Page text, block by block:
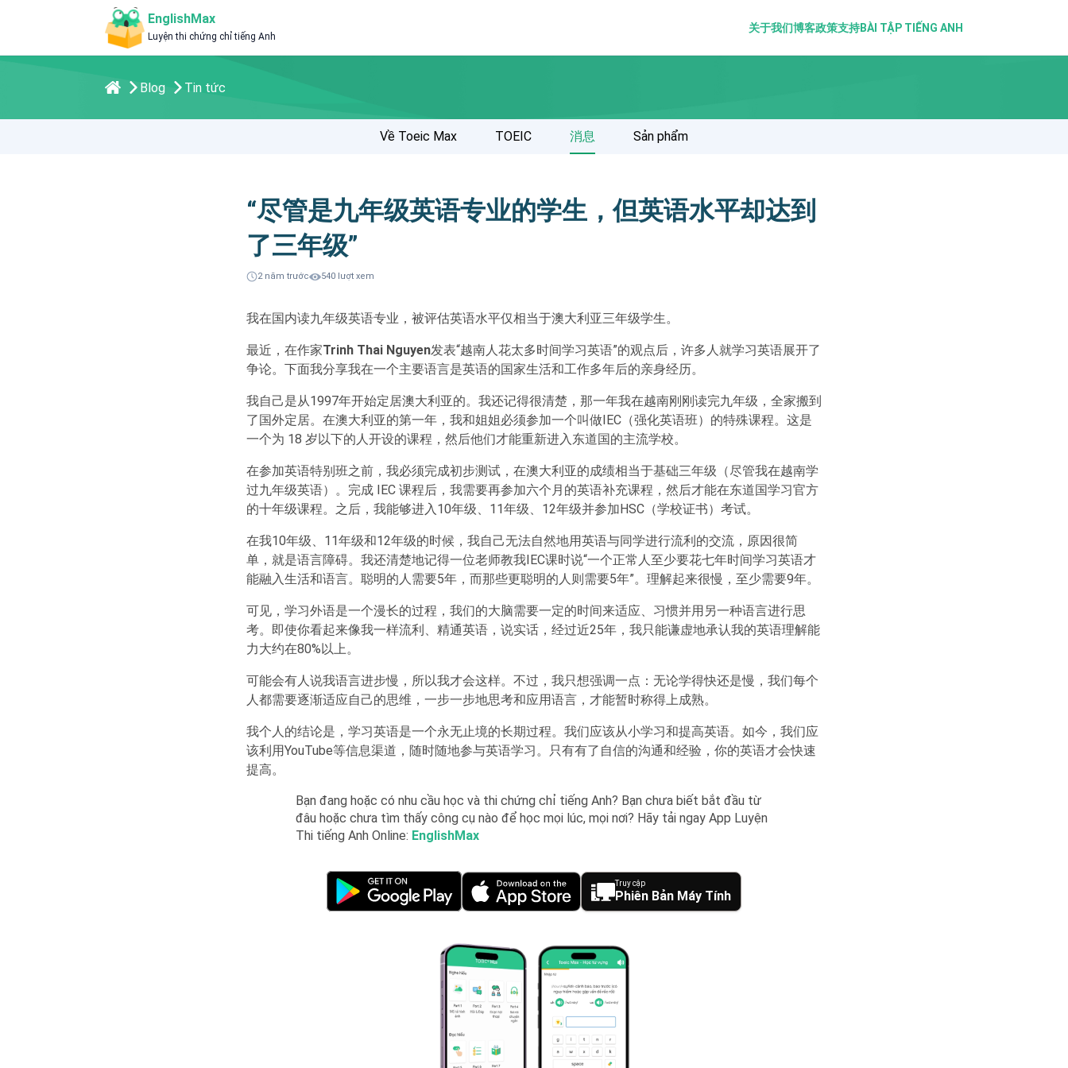
EnglishMax
Luyện thi chứng chỉ tiếng Anh
关于我们博客政策支持BÀI TẬP TIẾNG ANH
Blog Tin tức
Về Toeic Max TOEIC 消息 Sản phẩm
“尽管是九年级英语专业的学生，但英语水平却达到
了三年级”
2 năm trước 540 lượt xem
我在国内读九年级英语专业，被评估英语水平仅相当于澳大利亚三年级学生。
最近，在作家Trinh Thai Nguyen发表“越南人花太多时间学习英语”的观点后，许多人就学习英语展开了
争论。下面我分享我在一个主要语言是英语的国家生活和工作多年后的亲身经历。
我自己是从1997年开始定居澳大利亚的。我还记得很清楚，那一年我在越南刚刚读完九年级，全家搬到
了国外定居。在澳大利亚的第一年，我和姐姐必须参加一个叫做IEC（强化英语班）的特殊课程。这是
一个为 18 岁以下的人开设的课程，然后他们才能重新进入东道国的主流学校。
在参加英语特别班之前，我必须完成初步测试，在澳大利亚的成绩相当于基础三年级（尽管我在越南学
过九年级英语）。完成 IEC 课程后，我需要再参加六个月的英语补充课程，然后才能在东道国学习官方
的十年级课程。之后，我能够进入10年级、11年级、12年级并参加HSC（学校证书）考试。
在我10年级、11年级和12年级的时候，我自己无法自然地用英语与同学进行流利的交流，原因很简
单，就是语言障碍。我还清楚地记得一位老师教我IEC课时说“一个正常人至少要花七年时间学习英语才
能融入生活和语言。聪明的人需要5年，而那些更聪明的人则需要5年”。理解起来很慢，至少需要9年。
可见，学习外语是一个漫长的过程，我们的大脑需要一定的时间来适应、习惯并用另一种语言进行思
考。即使你看起来像我一样流利、精通英语，说实话，经过近25年，我只能谦虚地承认我的英语理解能
力大约在80%以上。
可能会有人说我语言进步慢，所以我才会这样。不过，我只想强调一点：无论学得快还是慢，我们每个
人都需要逐渐适应自己的思维，一步一步地思考和应用语言，才能暂时称得上成熟。
我个人的结论是，学习英语是一个永无止境的长期过程。我们应该从小学习和提高英语。如今，我们应
该利用YouTube等信息渠道，随时随地参与英语学习。只有有了自信的沟通和经验，你的英语才会快速
提高。
Bạn đang hoặc có nhu cầu học và thi chứng chỉ tiếng Anh? Bạn chưa biết bắt đầu từ
đâu hoặc chưa tìm thấy công cụ nào để học mọi lúc, mọi nơi? Hãy tải ngay App Luyện
Thi tiếng Anh Online: EnglishMax
Truy cập
Phiên Bản Máy Tính